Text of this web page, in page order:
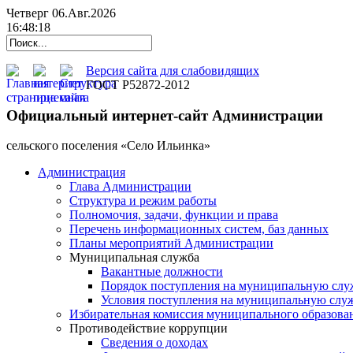
Четверг 06.Авг.2026
16:48:18
Версия сайта для слабовидящих
ГОСТ Р52872-2012
Официальный интернет-сайт Администрации
cельского поселения «Село Ильинка»
Администрация
Глава Администрации
Структура и режим работы
Полномочия, задачи, функции и права
Перечень информационных систем, баз данных
Планы мероприятий Администрации
Муниципальная служба
Вакантные должности
Порядок поступления на муниципальную
Условия поступления на муниципальную
Избирательная комиссия муниципального
Противодействие коррупции
Сведения о доходах